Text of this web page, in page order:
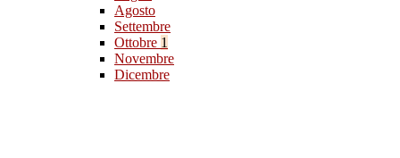
Agosto
Settembre
Ottobre 1
Novembre
Dicembre